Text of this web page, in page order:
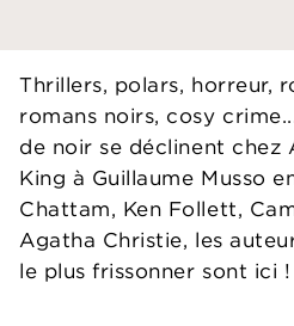
Thrillers, polars, horreur,
romans noirs, cosy
de noir se déclinent chez
King à Guillaume Musso
Chattam, Ken Follett,
Agatha Christie, les
le plus frissonner sont ici !